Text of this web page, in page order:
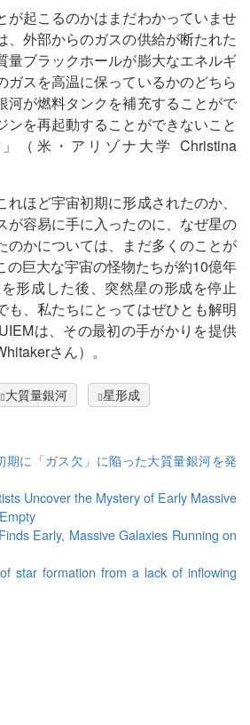
が起こるのかはまだわかっていませ
、外部からのガスの供給が断たれた
量ブラックホールが膨大なエネルギ
ガスを高温に保っているかのどちら
河が燃料タンクを補充することがで
ンを再起動することができないこと
（米・アリゾナ大学 Christina
れほど宇宙初期に形成されたのか、
が容易に手に入ったのに、なぜ星の
のかについては、まだ多くのことが
の巨大な宇宙の怪物たちが約10億年
形成した後、突然星の形成を停止
も、私たちにとってはぜひとも解明
は、その最初の手がかりを提供
さん）。
大質量銀河 星形成
期に「ガス欠」に陥った大質量銀河を発
Uncover the Mystery of Early Massive
Early, Massive Galaxies Running on
star formation from a lack of inflowing